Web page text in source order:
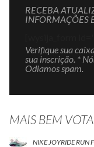
RECEBA
INFORMAÇÕES
Verifique sua
sua inscrição. *
Odiamos spam.
MAIS BEM
NIKE JOYRIDE RUN